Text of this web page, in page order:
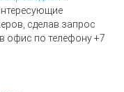
сделав запрос
офис по телефону+7